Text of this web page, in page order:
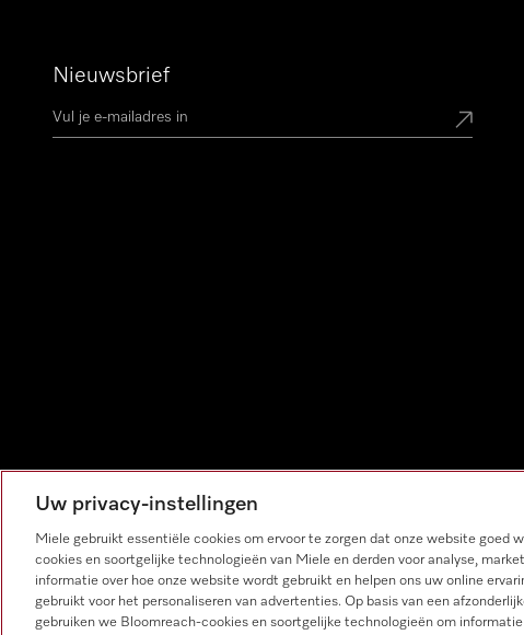
Nieuwsbrief
Uw privacy-instellingen
Miele gebruikt essentiële cookies om ervoor te zorgen dat onze website goed
cookies en soortgelijke technologieën van Miele en derden voor analyse,
informatie over hoe onze website wordt gebruikt en helpen ons uw online
gebruikt voor het personaliseren van advertenties. Op basis van een
gebruiken we Bloomreach-cookies en soortgelijke technologieën om
Videobel live met één van onze